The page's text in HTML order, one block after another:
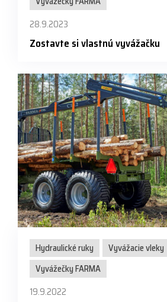
28.9.2023
Zostavte si vlastnú vyvážačku
Hydraulické ruky
Vyvážacie vleky
Vyvážečky FARMA
19.9.2022